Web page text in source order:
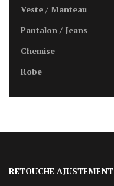
Veste / Manteau
Pantalon / Jeans
Chemise
Robe
RETOUCHE AJUSTEMENT